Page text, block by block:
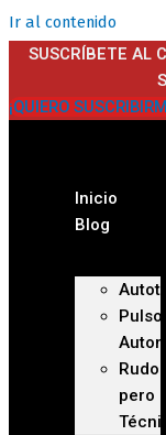
Ir al contenido
SUSCRÍBETE AL
¡QUIERO
Inicio
Blog
Pulso
Rudo
pero